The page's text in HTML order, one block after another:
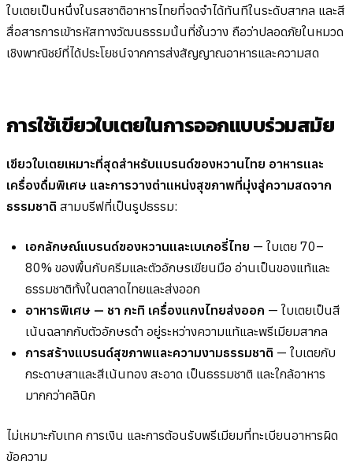
ใบเตยเป็นหนึ่งในรสชาติอาหารไทยที่จดจำได้ทันทีในระดับสากล และสี
สื่อสารการเข้ารหัสทางวัฒนธรรมนั้นที่ชั้นวาง ถือว่าปลอดภัยในหมวด
เชิงพาณิชย์ที่ได้ประโยชน์จากการส่งสัญญาณอาหารและความสด
การใช้เขียวใบเตยในการออกแบบร่วมสมัย
เขียวใบเตยเหมาะที่สุดสำหรับแบรนด์ของหวานไทย อาหารและ
เครื่องดื่มพิเศษ และการวางตำแหน่งสุขภาพที่มุ่งสู่ความสดจาก
ธรรมชาติ สามบรีฟที่เป็นรูปธรรม:
เอกลักษณ์แบรนด์ของหวานและเบเกอรี่ไทย — ใบเตย 70–
80% ของพื้นกับครีมและตัวอักษรเขียนมือ อ่านเป็นของแท้และ
ธรรมชาติทั้งในตลาดไทยและส่งออก
อาหารพิเศษ — ชา กะทิ เครื่องแกงไทยส่งออก — ใบเตยเป็นสี
เน้นฉลากกับตัวอักษรดำ อยู่ระหว่างความแท้และพรีเมียมสากล
การสร้างแบรนด์สุขภาพและความงามธรรมชาติ — ใบเตยกับ
กระดาษสาและสีเน้นทอง สะอาด เป็นธรรมชาติ และใกล้อาหาร
มากกว่าคลินิก
ไม่เหมาะกับเทค การเงิน และการต้อนรับพรีเมียมที่ทะเบียนอาหารผิด
ข้อความ